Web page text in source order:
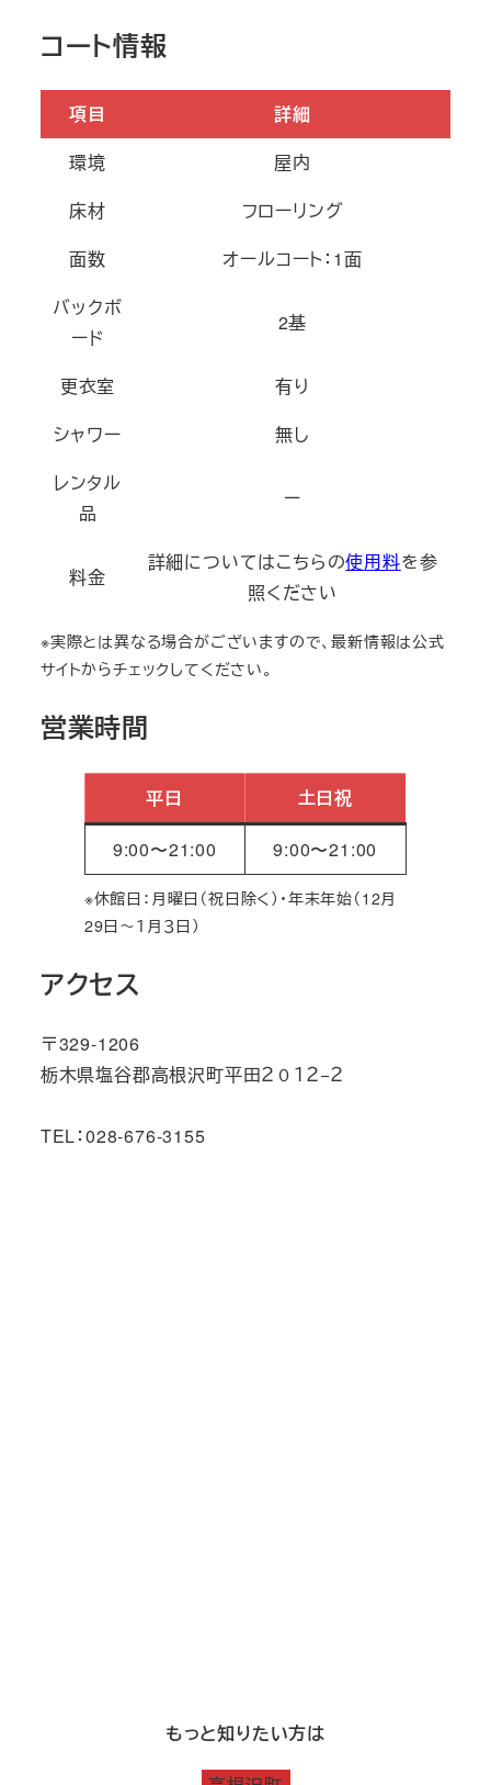
コート情報
項目
詳細
環境
屋内
床材
フローリング
面数
オールコート：1面
バックボ
ード
2基
更衣室
有り
シャワー
無し
レンタル
品
ー
料金
詳細についてはこちらの使用料を参
照ください
※実際とは異なる場合がございますので、最新情報は公式
サイトからチェックしてください。
営業時間
平日 土日祝
9:00〜21:00 9:00〜21:00
※休館日：月曜日（祝日除く）・年末年始（12月
29日～１月３日）
アクセス
〒329-1206
栃木県塩谷郡高根沢町平田２０１２−２
TEL：028-676-3155
もっと知りたい方は